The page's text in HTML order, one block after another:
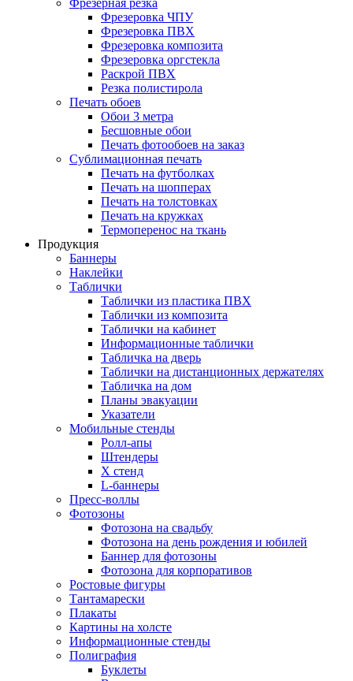
Фрезерная резка
Фрезеровка ЧПУ
Фрезеровка ПВХ
Фрезеровка композита
Фрезеровка оргстекла
Раскрой ПВХ
Резка полистирола
Печать обоев
Обои 3 метра
Бесшовные обои
Печать фотообоев на заказ
Сублимационная печать
Печать на футболках
Печать на шопперах
Печать на толстовках
Печать на кружках
Термоперенос на ткань
Продукция
Баннеры
Наклейки
Таблички
Таблички из пластика ПВХ
Таблички из композита
Таблички на кабинет
Информационные таблички
Табличка на дверь
Таблички на дистанционных держателях
Табличка на дом
Планы эвакуации
Указатели
Мобильные стенды
Ролл-апы
Штендеры
Х стенд
L-баннеры
Пресс-воллы
Фотозоны
Фотозона на свадьбу
Фотозона на день рождения и юбилей
Баннер для фотозоны
Фотозона для корпоративов
Ростовые фигуры
Тантамарески
Плакаты
Картины на холсте
Информационные стенды
Полиграфия
Буклеты